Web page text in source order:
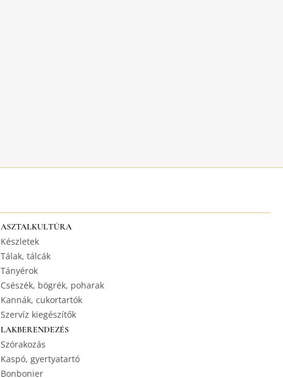
ASZTALKULTÚRA
Készletek
Tálak, tálcák
Tányérok
Csészék, bögrék, poharak
Kannák, cukortartók
Szervíz kiegészítők
LAKBERENDEZÉS
Szórakozás
Kaspó, gyertyatartó
Bonbonier